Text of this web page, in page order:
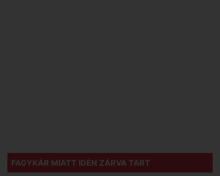
FAGYKÁR MIATT IDÉN ZÁRVA TART